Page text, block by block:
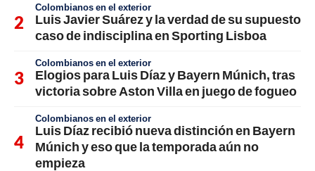
Colombianos en el exterior
Luis Javier Suárez y la verdad de su supuesto
caso de indisciplina en Sporting Lisboa
Colombianos en el exterior
Elogios para Luis Díaz y Bayern Múnich, tras
victoria sobre Aston Villa en juego de fogueo
Colombianos en el exterior
Luis Díaz recibió nueva distinción en Bayern
Múnich y eso que la temporada aún no
empieza